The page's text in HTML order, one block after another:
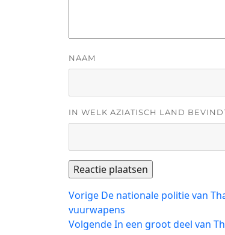
NAAM
IN WELK AZIATISCH LAND
Bericht
navigatie
Vorige Vorig
bericht:
De nationale politie van
vuurwapens
VolgendeVolgend
In een groot deel van